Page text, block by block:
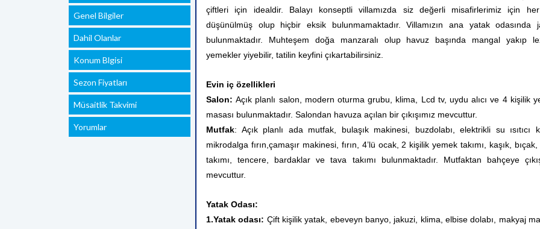
Genel Bilgiler
Dahil Olanlar
Konum Blgisi
Sezon Fiyatları
Müsaitlik Takvimi
Yorumlar
çiftleri için idealdir. Balayı konseptli villamızda siz değerli misafirlerimiz için
düşünülmüş olup hiçbir eksik bulunmamaktadır. Villamızın ana yatak odasında
bulunmaktadır. Muhteşem doğa manzaralı olup havuz başında mangal yakıp
yemekler yiyebilir, tatilin keyfini çıkartabilirsiniz.
Evin iç özellikleri
Salon: Açık planlı salon, modern oturma grubu, klima, Lcd tv, uydu alıcı ve 4 kişilik
masası bulunmaktadır. Salondan havuza açılan bir çıkışımız mevcuttur.
Mutfak: Açık planlı ada mutfak, bulaşık makinesi, buzdolabı, elektrikli su ısıtıcı
mikrodalga fırın,çamaşır makinesi, fırın, 4’lü ocak, 2 kişilik yemek takımı, kaşık,
takımı, tencere, bardaklar ve tava takımı bulunmaktadır. Mutfaktan bahçeye
mevcuttur.
Yatak Odası:
1.Yatak odası: Çift kişilik yatak, ebeveyn banyo, jakuzi,
klima, elbise dolabı, makyaj